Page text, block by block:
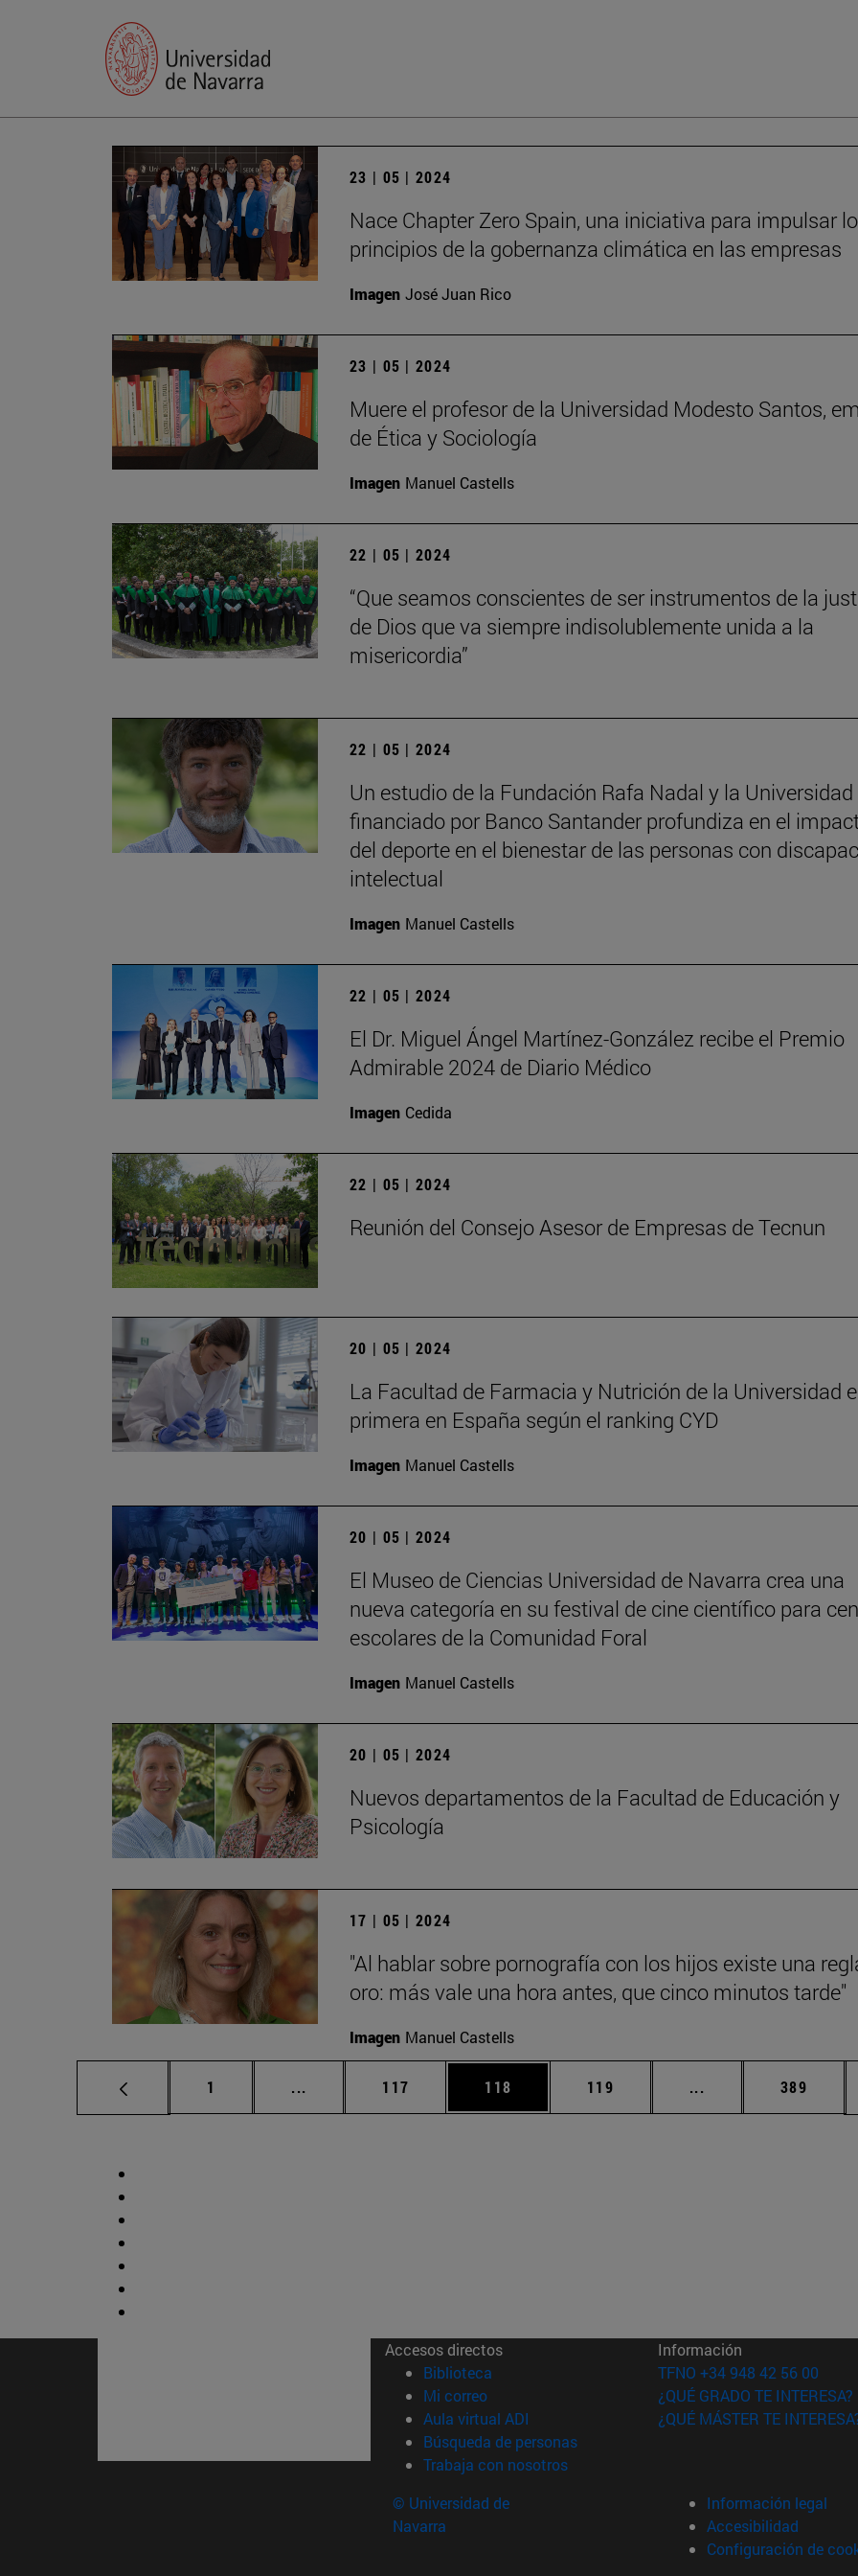
23 | 05 | 2024
Nace Chapter Zero Spain, una iniciativa para impulsar
principios de la gobernanza climática en las empresas
Imagen José Juan Rico
23 | 05 | 2024
Muere el profesor de la Universidad Modesto Santos,
de Ética y Sociología
Imagen Manuel Castells
22 | 05 | 2024
“Que seamos conscientes de ser instrumentos de la
de Dios que va siempre indisolublemente unida a la
misericordia”
22 | 05 | 2024
Un estudio de la Fundación Rafa Nadal y la Universidad
financiado por Banco Santander profundiza en el
del deporte en el bienestar de las personas con
intelectual
Imagen Manuel Castells
22 | 05 | 2024
El Dr. Miguel Ángel Martínez-González recibe el Premio
Admirable 2024 de Diario Médico
Imagen Cedida
22 | 05 | 2024
Reunión del Consejo Asesor de Empresas de Tecnun
20 | 05 | 2024
La Facultad de Farmacia y Nutrición de la Universidad
primera en España según el ranking CYD
Imagen Manuel Castells
20 | 05 | 2024
El Museo de Ciencias Universidad de Navarra crea una
nueva categoría en su festival de cine científico para
escolares de la Comunidad Foral
Imagen Manuel Castells
20 | 05 | 2024
Nuevos departamentos de la Facultad de Educación y
Psicología
17 | 05 | 2024
"Al hablar sobre pornografía con los hijos existe una
oro: más vale una hora antes, que cinco minutos tarde"
Imagen Manuel Castells
Página
1 ... Páginas intermedias Use TAB para desplazarse.
Página
117 Página
118 Página
119 ... Páginas intermedias
Página
389
Accesos directos
Biblioteca (abre en nueva ventana)
Mi correo(abre en nueva ventana)
Aula virtual ADI (abre en nueva ventana)
Búsqueda de personas(abre en nueva ventana)
Trabaja con nosotros(abre en nueva ventana)
Información
TFNO +34 948 42 56 00
¿QUÉ GRADO TE INTERESA?
¿QUÉ MÁSTER TE
© Universidad de
Navarra
Información legal
Accesibilidad
Configuración de